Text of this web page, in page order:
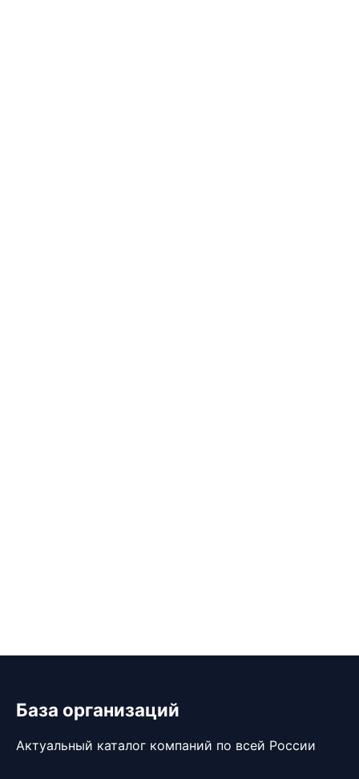
База организаций
Актуальный каталог компаний по всей России